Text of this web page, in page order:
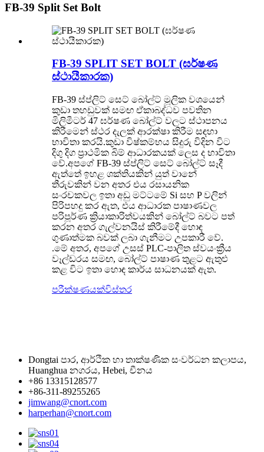
FB-39 Split Set Bolt
FB-39 SPLIT SET BOLT (ඝර්ෂණ
ස්ථායීකාරක)
FB-39 ස්ප්ලිට් සෙට් බෝල්ට් මූලික වශයෙන්
කුඩා තහඩුවක් සමඟ ඒකාබද්ධව පවතින
මිලිමීටර් 47 ඝර්ෂණ බෝල්ට් වලට ස්ථාපනය
කිරීමෙන් ස්ථර දැලක් ආරක්ෂා කිරීම සඳහා
භාවිතා කරයි.කුඩා විෂ්කම්භය සිදුරු විදින විට
දිගු දිග ප්‍රාථමික බිම් ආධාරකයක් ලෙස ද භාවිතා
වේ.අපගේ FB-39 ස්ප්ලිට් සෙට් බෝල්ට් සෑදී
ඇත්තේ ඉහළ ශක්තියකින් යුත් වානේ
තීරුවකින් වන අතර එය රසායනික
සංරචකවල ඉතා අඩු මට්ටමේ Si සහ P වලින්
පිරිපහදු කර ඇත, එය ආධාරක පාෂාණවල
පරිපූර්ණ ක්‍රියාකාරිත්වයකින් බෝල්ට් බවට පත්
කරන අතර ගැල්වනයිස් කිරීමේදී හොඳ
ගුණාත්මක බවක් ලබා ගැනීමට උපකාරී වේ.
.මේ අතර, අපගේ උසස් PLC-පාලිත ස්වයංක්‍රීය
වෑල්ඩරය සමඟ, බෝල්ට් පාෂාණ තුළට ඇතුළු
කළ විට ඉතා හොඳ කාර්ය සාධනයක් ඇත.
පරීක්ෂණයක්විස්තර
Dongtai පාර, ආර්ථික හා තාක්ෂණික සංවර්ධන කලාපය,
Huanghua නගරය, Hebei, චීනය
+86 13315128577
+86-311-89255265
jimwang@cnort.com
harperhan@cnort.com